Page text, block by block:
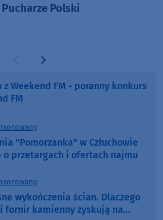
Polski
Poprzednia strona
Następna strona
z Weekend FM - poranny konkurs
FM
"Pomorzanka" w Człuchowie
przetargach i ofertach najmu
wykończenia ścian. Dlaczego
i fornir kamienny zyskują na